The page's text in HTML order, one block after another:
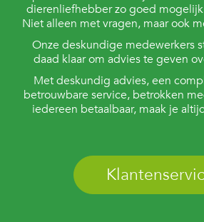
dierenliefhebber zo goed
Niet alleen met vragen, maar ook
Onze deskundige medewerkers
daad klaar om advies te geven
Met deskundig advies, een
betrouwbare service, betrokken
iedereen betaalbaar, maak je